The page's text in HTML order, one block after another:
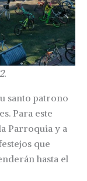
santo patrono
Para este
Parroquia y a
que
hasta el